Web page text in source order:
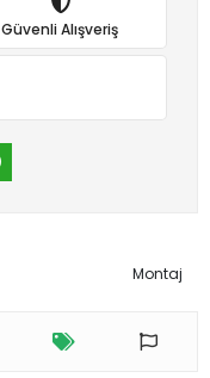
Güvenli Alışveriş
Montaj